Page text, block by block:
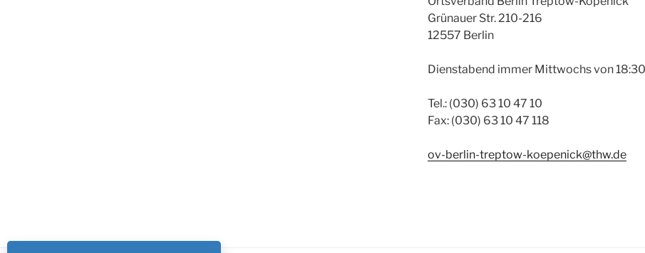
Grünauer Str. 210-216
12557 Berlin
Dienstabend immer Mittwochs von
Tel.: (030) 63 10 47 10
Fax: (030) 63 10 47 118
ov-berlin-treptow-koepenick@thw.de